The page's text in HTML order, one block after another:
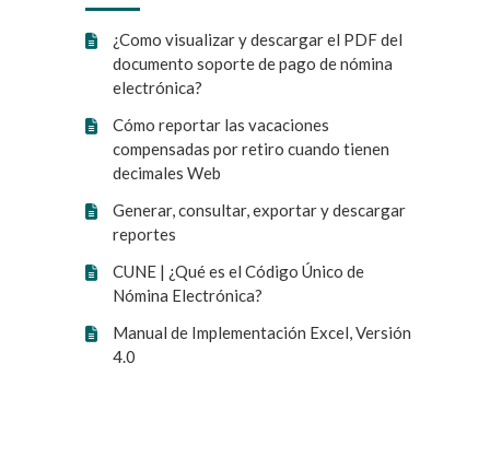
¿Como visualizar y descargar el PDF del
documento soporte de pago de nómina
electrónica?
Cómo reportar las vacaciones
compensadas por retiro cuando tienen
decimales Web
Generar, consultar, exportar y descargar
reportes
CUNE | ¿Qué es el Código Único de
Nómina Electrónica?
Manual de Implementación Excel, Versión
4.0